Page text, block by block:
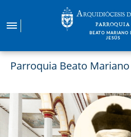
contenido
PARROQUIA
BEATO MARIANO
JESÚS
Parroquia Beato Mariano